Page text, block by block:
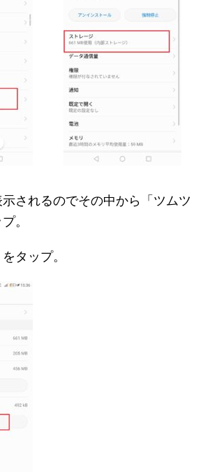
されるのでその中から「ツムツ
。
タップ。